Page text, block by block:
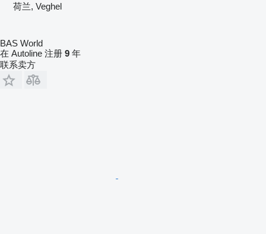
荷兰, Veghel
BAS World
在 Autoline 注册 9 年
联系卖方